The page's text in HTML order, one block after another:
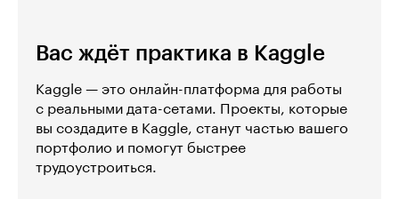
Вас ждёт практика в Kaggle
Kaggle — это онлайн-платформа для работы
с реальными дата-сетами. Проекты, которые
вы создадите в Kaggle, станут частью вашего
портфолио и помогут быстрее
трудоустроиться.